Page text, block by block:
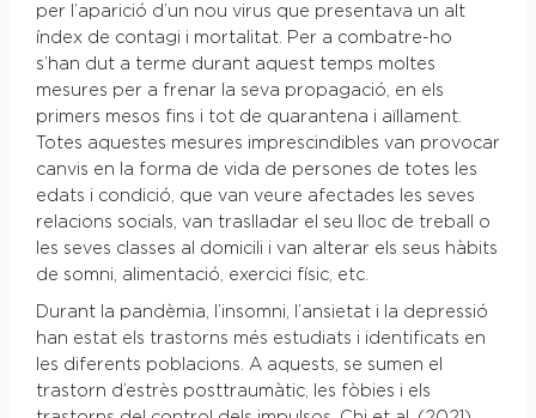
per l’aparició d’un nou virus que presentava un alt
índex de contagi i mortalitat. Per a combatre-ho
s’han dut a terme durant aquest temps moltes
mesures per a frenar la seva propagació, en els
primers mesos fins i tot de quarantena i aïllament.
Totes aquestes mesures imprescindibles van provocar
canvis en la forma de vida de persones de totes les
edats i condició, que van veure afectades les seves
relacions socials, van traslladar el seu lloc de treball o
les seves classes al domicili i van alterar els seus hàbits
de somni, alimentació, exercici físic, etc.
Durant la pandèmia, l’insomni, l’ansietat i la depressió
han estat els trastorns més estudiats i identificats en
les diferents poblacions. A aquests, se sumen el
trastorn d’estrès posttraumàtic, les fòbies i els